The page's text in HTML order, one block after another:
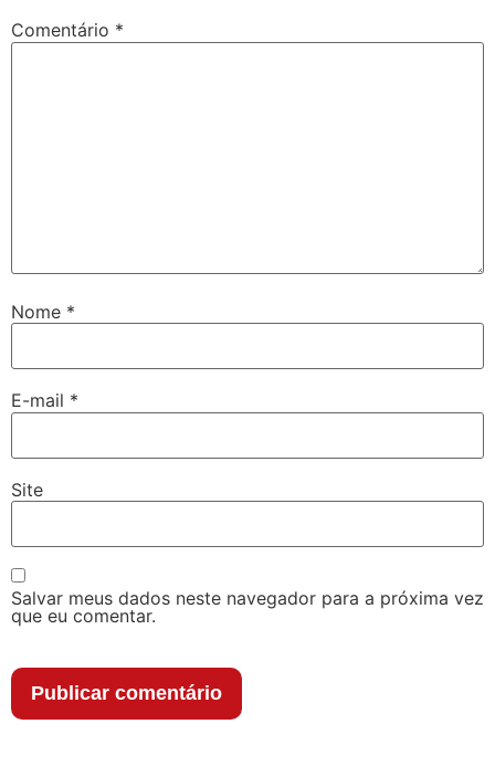
Comentário *
Nome *
E-mail *
Site
Salvar meus dados neste navegador para a próxima vez
que eu comentar.